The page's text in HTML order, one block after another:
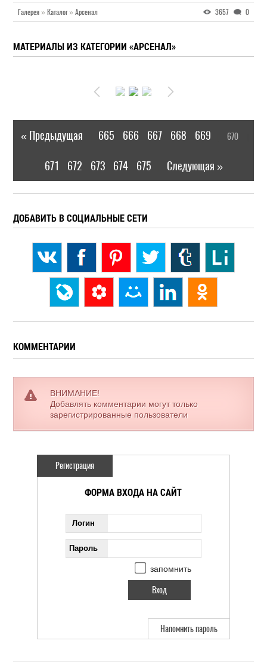
Галерея » Каталог» Арсенал 3657 0
МАТЕРИАЛЫ ИЗ КАТЕГОРИИ «АРСЕНАЛ»
« Предыдущая 665 666 667 668 669 670
671 672 673 674 675 Следующая »
ДОБАВИТЬ В СОЦИАЛЬНЫЕ СЕТИ
КОММЕНТАРИИ
ВНИМАНИЕ!
Добавлять комментарии могут только
зарегистрированные пользователи
Регистрация
ФОРМА ВХОДА НА САЙТ
Логин
Пароль
запомнить
Напомнить пароль